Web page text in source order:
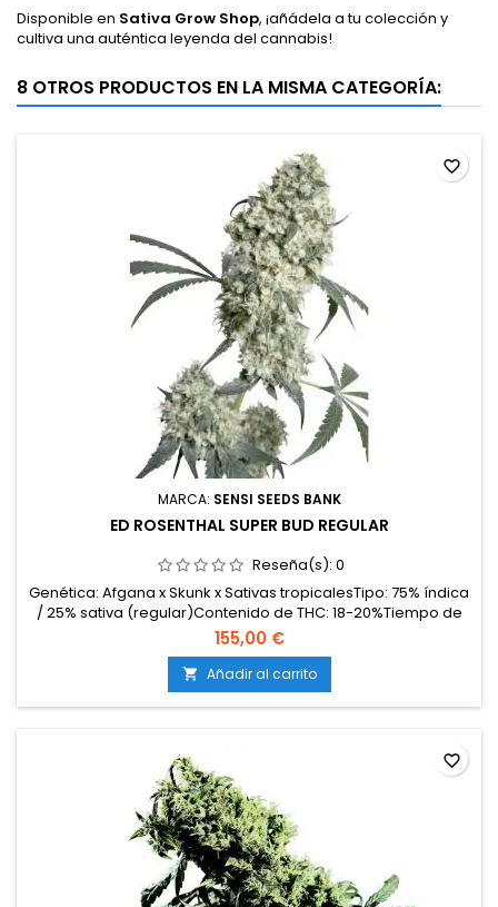
Disponible en Sativa Grow Shop, ¡añádela a tu colección y
cultiva una auténtica leyenda del cannabis!
8 OTROS PRODUCTOS EN LA MISMA CATEGORÍA:
MARCA: SENSI SEEDS BANK
ED ROSENTHAL SUPER BUD REGULAR
Reseña(s): 0
Genética: Afgana x Skunk x Sativas tropicalesTipo: 75% índica
/ 25% sativa (regular)Contenido de THC: 18-20%Tiempo de
floración: 8-9 semanas en interiorCosecha en
exterior: Finales de septiembre – principios de
octubreProducción en interior: 500-550 g/m²Producción en
exterior: 650 g/planta o másAltura: 100-150 cm en interior;
hasta...
155,00 €
 Añadir al carrito
favorite_border
favorite_border